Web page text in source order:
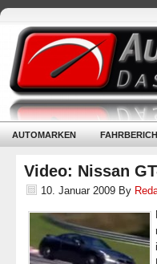
AUTOMARKEN
Video: Nissan
10. Januar 2009 By